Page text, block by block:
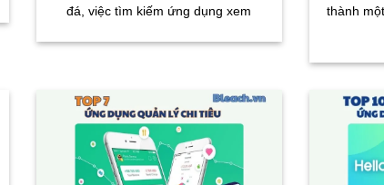
đá, việc tìm kiếm ứng dụng xem
thành